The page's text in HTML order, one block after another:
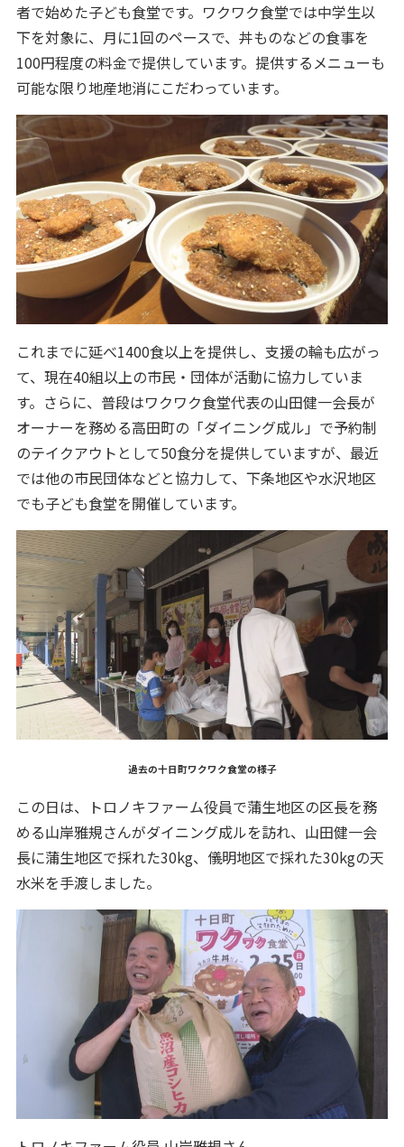
者で始めた子ども食堂です。ワクワク食堂では中学生以
下を対象に、月に1回のペースで、丼ものなどの食事を
100円程度の料金で提供しています。提供するメニューも
可能な限り地産地消にこだわっています。
これまでに延べ1400食以上を提供し、支援の輪も広がっ
て、現在40組以上の市民・団体が活動に協力していま
す。さらに、普段はワクワク食堂代表の山田健一会長が
オーナーを務める高田町の「ダイニング成ル」で予約制
のテイクアウトとして50食分を提供していますが、最近
では他の市民団体などと協力して、下条地区や水沢地区
でも子ども食堂を開催しています。
過去の十日町ワクワク食堂の様子
この日は、トロノキファーム役員で蒲生地区の区長を務
める山岸雅規さんがダイニング成ルを訪れ、山田健一会
長に蒲生地区で採れた30kg、儀明地区で採れた30kgの天
水米を手渡しました。